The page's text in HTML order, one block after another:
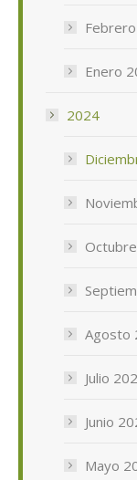
Enero
2024
Agosto
Julio
Junio
Mayo